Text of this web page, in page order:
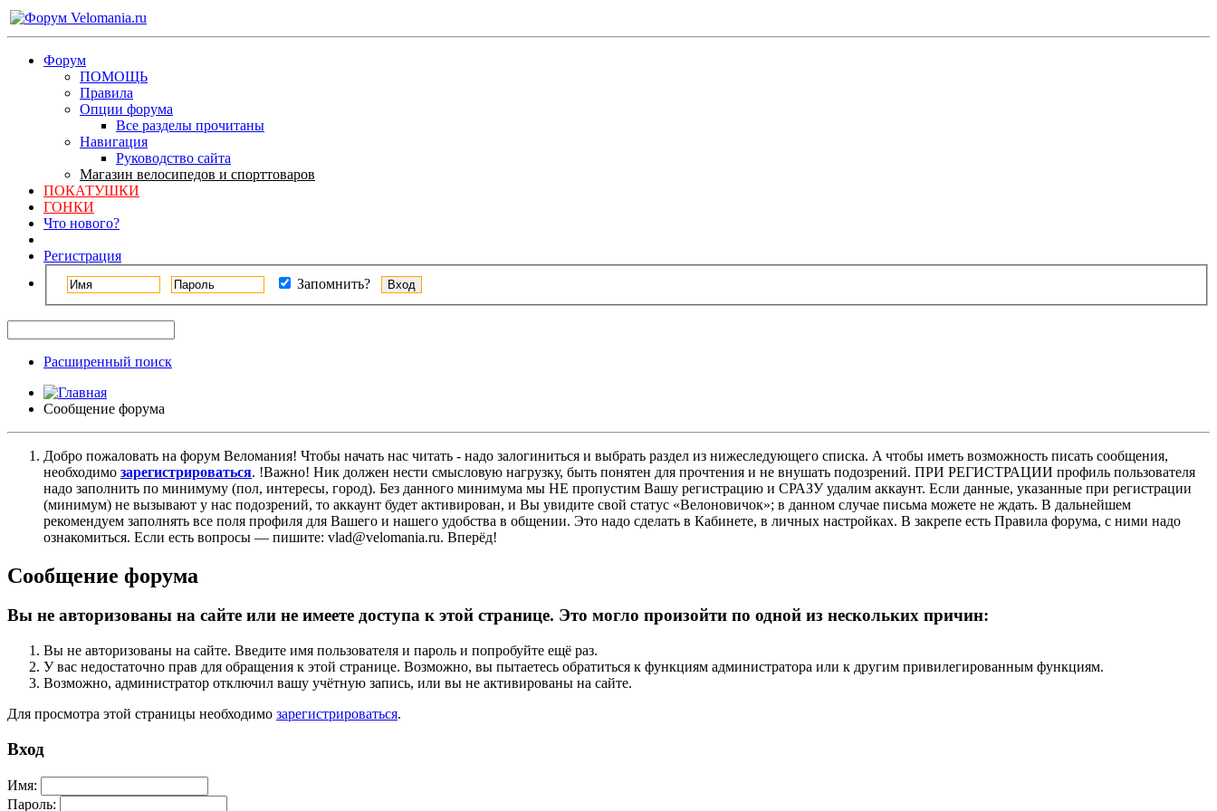
Форум
ПОМОЩЬ
Правила
Опции форума
Все разделы прочитаны
Навигация
Руководство сайта
Магазин велосипедов и спорттоваров
ПОКАТУШКИ
ГОНКИ
Что нового?
Регистрация
Запомнить?
Расширенный поиск
Сообщение форума
Добро пожаловать на форум Веломания! Чтобы начать нас читать - надо залогиниться и выбрать раздел из нижеследующего списка. A чтобы иметь возможность писать сообщения,
необходимо зарегистрироваться. !Важно! Ник должен нести смысловую нагрузку, быть понятен для прочтения и не внушать подозрений. ПРИ РЕГИСТРАЦИИ профиль пользователя
надо заполнить по минимуму (пол, интересы, город). Без данного минимума мы НЕ пропустим Вашу регистрацию и СРАЗУ удалим аккаунт. Если данные, указанные при регистрации
(минимум) не вызывают у нас подозрений, то аккаунт будет активирован, и Вы увидите свой статус «Велоновичок»; в данном случае письма можете не ждать. В дальнейшем
рекомендуем заполнять все поля профиля для Вашего и нашего удобства в общении. Это надо сделать в Кабинете, в личных настройках. В закрепе есть Правила форума, с ними надо
ознакомиться. Если есть вопросы — пишите: vlad@velomania.ru. Вперёд!
Сообщение форума
Вы не авторизованы на сайте или не имеете доступа к этой странице. Это могло произойти по одной из нескольких причин:
Вы не авторизованы на сайте. Введите имя пользователя и пароль и попробуйте ещё раз.
У вас недостаточно прав для обращения к этой странице. Возможно, вы пытаетесь обратиться к функциям администратора или к другим привилегированным функциям.
Возможно, администратор отключил вашу учётную запись, или вы не активированы на сайте.
Для просмотра этой страницы необходимо зарегистрироваться.
Вход
Имя:
Пароль: